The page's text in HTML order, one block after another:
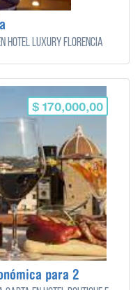
Hotel Luxury Florencia
$ 170,000,00
para 2